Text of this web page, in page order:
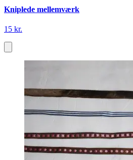
Kniplede mellemværk
15 kr.